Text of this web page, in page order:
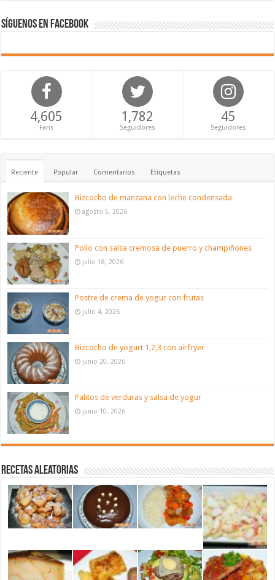
Síguenos en Facebook
4,605
Fans
1,782
Seguidores
45
Seguidores
Reciente Popular Comentarios Etiquetas
Bizcocho de manzana con leche condensada
agosto 5, 2026
Pollo con salsa cremosa de puerro y champiñones
julio 18, 2026
Postre de crema de yogur con frutas
julio 4, 2026
Bizcocho de yogurt 1,2,3 con airfryer
junio 20, 2026
Palitos de verduras y salsa de yogur
junio 10, 2026
Recetas aleatorias